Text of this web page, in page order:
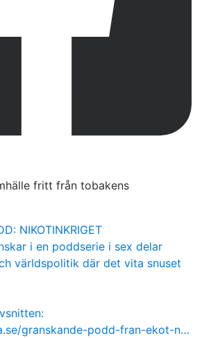
fritt från tobakens
NIKOTINKRIGET
i en poddserie i sex delar
världspolitik där det vita snuset
granskande-podd-fran-ekot-n…